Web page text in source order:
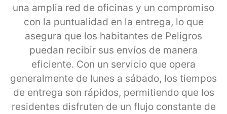
una amplia red de oficinas y un compromiso
con la puntualidad en la entrega, lo que
asegura que los habitantes de Peligros
puedan recibir sus envíos de manera
eficiente. Con un servicio que opera
generalmente de lunes a sábado, los tiempos
de entrega son rápidos, permitiendo que los
residentes disfruten de un flujo constante de